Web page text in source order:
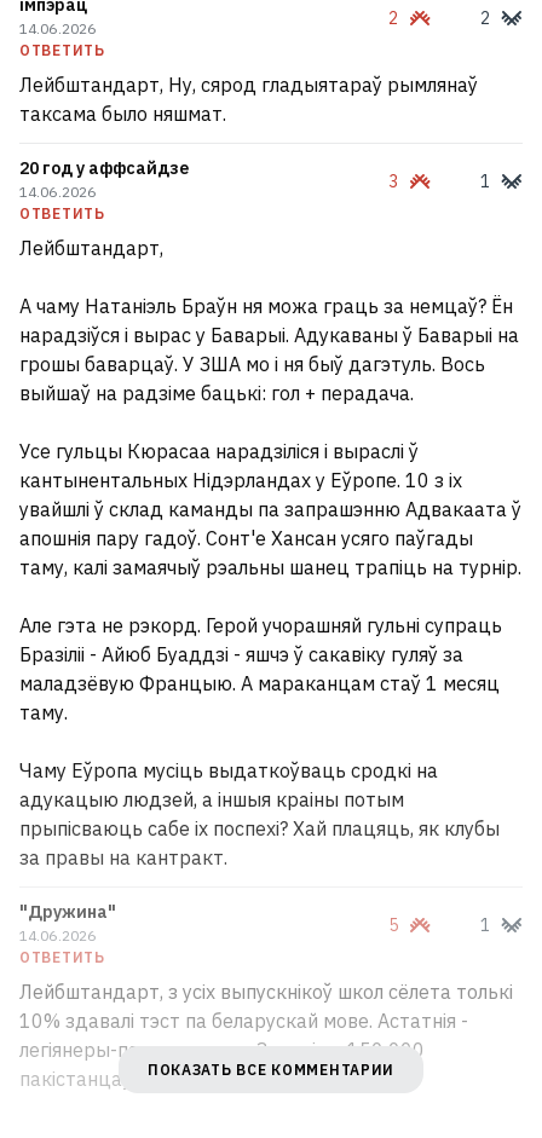
імпэрац
14.06.2026
ОТВЕТИТЬ
2 2
Лейбштандарт, Ну, сярод гладыятараў рымлянаў
таксама было няшмат.
20 год у аффсайдзе
14.06.2026
ОТВЕТИТЬ
3 1
Лейбштандарт,
А чаму Натаніэль Браўн ня можа граць за немцаў? Ён
нарадзіўся і вырас у Баварыі. Адукаваны ў Баварыі на
грошы баварцаў. У ЗША мо і ня быў дагэтуль. Вось
выйшаў на радзіме бацькі: гол + перадача.
Усе гульцы Кюрасаа нарадзіліся і выраслі ў
кантынентальных Нідэрландах у Еўропе. 10 з іх
увайшлі ў склад каманды па запрашэнню Адвакаата ў
апошнія пару гадоў. Сонт'е Хансан усяго паўгады
таму, калі замаячыў рэальны шанец трапіць на турнір.
Але гэта не рэкорд. Герой учорашняй гульні супраць
Бразіліі - Айюб Буаддзі - яшчэ ў сакавіку гуляў за
маладзёвую Францыю. А мараканцам стаў 1 месяц
таму.
Чаму Еўропа мусіць выдаткоўваць сродкі на
адукацыю людзей, а іншыя краіны потым
прыпісваюць сабе іх поспехі? Хай плацяць, як клубы
за правы на кантракт.
"Дружина"
14.06.2026
ОТВЕТИТЬ
5 1
Лейбштандарт, з усіх выпускнікоў школ сёлета толькі
10% здавалі тэст па беларускай мове. Астатнія -
легіянеры-пашпартысты. Замяні на 150 000
пакістанцаў - ніякай розніцы. Прыплылі.
ПОКАЗАТЬ ВСЕ КОММЕНТАРИИ
«Эти объекты были осуждены». Почему
последствия баллистики по
логистическим центрам под Киевом
В июле Россия еще больше увеличила
закупки топлива в Беларуси
Зеленский: Ракеты для Patriot могут не
давать, чтобы Украина была более
уступчивой
футболиста прямо во время матча ВИДЕО
ВСЕ НОВОСТИ →